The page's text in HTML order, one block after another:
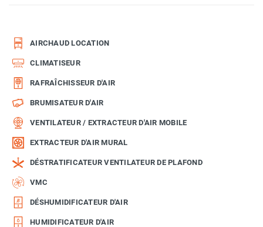
AIRCHAUD LOCATION
CLIMATISEUR
RAFRAÎCHISSEUR D'AIR
BRUMISATEUR D'AIR
VENTILATEUR / EXTRACTEUR D'AIR MOBILE
EXTRACTEUR D'AIR MURAL
DÉSTRATIFICATEUR VENTILATEUR DE PLAFOND
VMC
DÉSHUMIDIFICATEUR D'AIR
HUMIDIFICATEUR D'AIR